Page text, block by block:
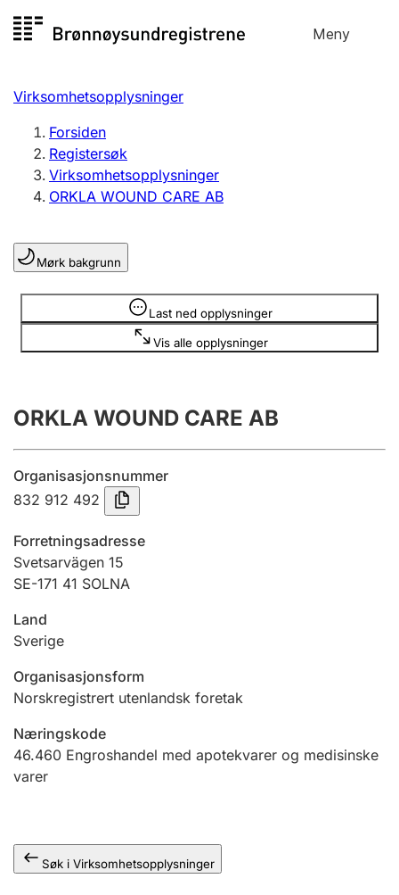
til
Meny
Registersøk
Aksjeselskap
Enkeltpersonforetak
Registrere, endre, slette
Lag og forening
Registrere, endre, slette
Årsregnskap
Innsending og forsinkelsesgebyr
Tinglysing
Jeger
Ektepaktveileder
Offentlig sektor
Virksomhetsopplysninger
Forsiden
Registersøk
Virksomhetsopplysninger
ORKLA WOUND CARE AB
Mørk bakgrunn
Last ned opplysninger
Vis alle opplysninger
Opplysninger er skjult
ORKLA WOUND CARE AB
Organisasjonsnummer
832 912 492
Forretningsadresse
Svetsarvägen 15
SE-171 41 SOLNA
Land
Sverige
Organisasjonsform
Norskregistrert utenlandsk foretak
Næringskode
46.460 Engroshandel med apotekvarer og medisinske
varer
Søk i Virksomhetsopplysninger